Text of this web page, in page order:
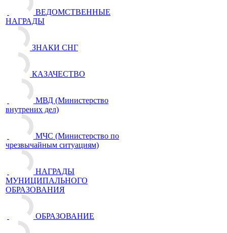
ВЕДОМСТВЕННЫЕ
НАГРАДЫ
ЗНАКИ СНГ
КАЗАЧЕСТВО
МВД (Министерство
внутрених дел)
МЧС (Министерство по
чрезвычайным ситуациям)
НАГРАДЫ
МУНИЦИПАЛЬНОГО
ОБРАЗОВАНИЯ
ОБРАЗОВАНИЕ